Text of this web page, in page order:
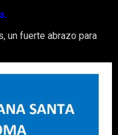
un fuerte abrazo para